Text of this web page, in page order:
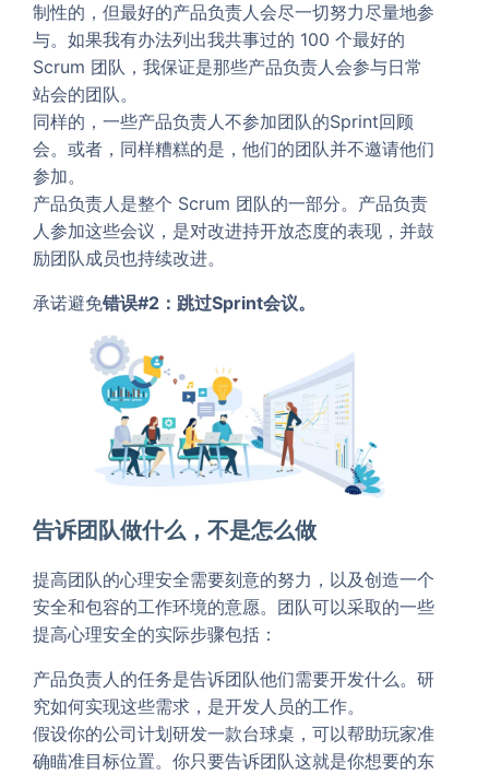
制性的，但最好的产品负责人会尽一切努力尽量地参
与。如果我有办法列出我共事过的 100 个最好的
Scrum 团队，我保证是那些产品负责人会参与日常
站会的团队。
同样的，一些产品负责人不参加团队的Sprint回顾
会。或者，同样糟糕的是，他们的团队并不邀请他们
参加。
产品负责人是整个 Scrum 团队的一部分。产品负责
人参加这些会议，是对改进持开放态度的表现，并鼓
励团队成员也持续改进。
承诺避免错误#2：跳过Sprint会议。
告诉团队做什么，不是怎么做
提高团队的心理安全需要刻意的努力，以及创造一个
安全和包容的工作环境的意愿。团队可以采取的一些
提高心理安全的实际步骤包括：
产品负责人的任务是告诉团队他们需要开发什么。研
究如何实现这些需求，是开发人员的工作。
假设你的公司计划研发一款台球桌，可以帮助玩家准
确瞄准目标位置。你只要告诉团队这就是你想要的东